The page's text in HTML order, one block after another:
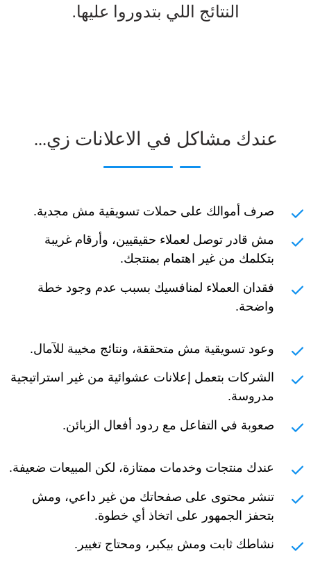
النتائج اللي بتدوروا عليها.
عندك مشاكل في الاعلانات زي...
صرف أموالك على حملات تسويقية مش مجدية.
مش قادر توصل لعملاء حقيقيين، وأرقام غريبة
بتكلمك من غير اهتمام بمنتجك.
فقدان العملاء لمنافسيك بسبب عدم وجود خطة
واضحة.
وعود تسويقية مش متحققة، ونتائج مخيبة للآمال.
الشركات بتعمل إعلانات عشوائية من غير استراتيجية
مدروسة.
صعوبة في التفاعل مع ردود أفعال الزبائن.
عندك منتجات وخدمات ممتازة، لكن المبيعات ضعيفة.
تنشر محتوى على صفحاتك من غير داعي، ومش
بتحفز الجمهور على اتخاذ أي خطوة.
نشاطك ثابت ومش بيكبر، ومحتاج تغيير.